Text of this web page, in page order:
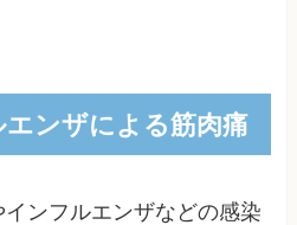
ンザによる筋肉痛
ンフルエンザなどの感染